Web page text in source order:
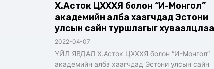
Х.Асток ЦХХХЯ болон “И-Монгол”
академийн алба хаагчдад Эстони
улсын сайн туршлагыг хуваалцлаа
2022-04-07
ҮЙЛ ЯВДАЛ Х.Асток ЦХХХЯ болон “И-Монгол”
академийн алба хаагчдад Эстони улсын сайн